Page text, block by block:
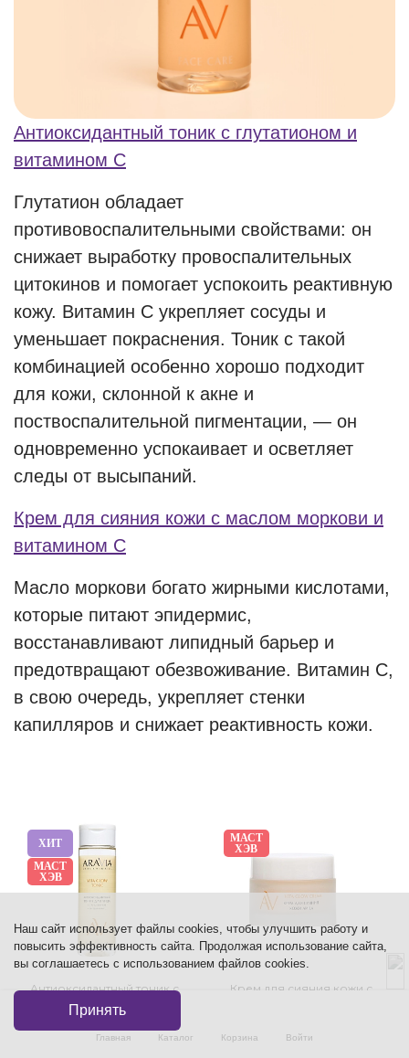
Антиоксидантный тоник с глутатионом и
витамином С
Глутатион обладает
противовоспалительными свойствами: он
снижает выработку провоспалительных
цитокинов и помогает успокоить реактивную
кожу. Витамин С укрепляет сосуды и
уменьшает покраснения. Тоник с такой
комбинацией особенно хорошо подходит
для кожи, склонной к акне и
поствоспалительной пигментации, — он
одновременно успокаивает и осветляет
следы от высыпаний.
Крем для сияния кожи с маслом моркови и
витамином С
Масло моркови богато жирными кислотами,
которые питают эпидермис,
восстанавливают липидный барьер и
предотвращают обезвоживание. Витамин С,
в свою очередь, укрепляет стенки
капилляров и снижает реактивность кожи.
ХИТ
МАСТ
ХЭВ
Антиоксидантный тоник с
глутатионом и витамином С
МАСТ
ХЭВ
Крем для сияния кожи с
Наш сайт использует файлы cookies, чтобы улучшить работу и
повысить эффективность сайта. Продолжая использование сайта,
вы соглашаетесь с использованием файлов cookies.
Принять
Главная Каталог Корзина Войти